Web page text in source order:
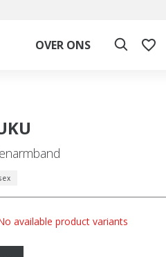
OVER ONS
available product variants